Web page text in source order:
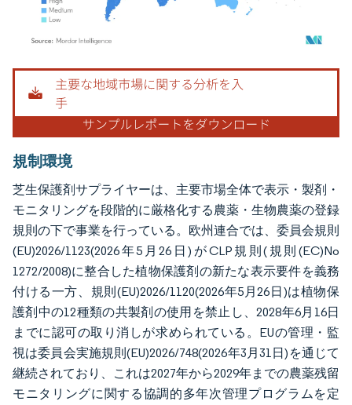
画像 © Mordor Intelligence。再利用にはCC BY 4.0の表示が必要です。
規制環境
芝生保護剤サプライヤーは、主要市場全体で表示・製剤・
モニタリングを段階的に厳格化する農薬・生物農薬の登録
規則の下で事業を行っている。欧州連合では、委員会規則
(EU)2026/1123(2026年5月26日)がCLP規則(規則(EC)No
1272/2008)に整合した植物保護剤の新たな表示要件を義務
付ける一方、規則(EU)2026/1120(2026年5月26日)は植物保
護剤中の12種類の共製剤の使用を禁止し、2028年6月16日
までに認可の取り消しが求められている。EUの管理・監
視は委員会実施規則(EU)2026/748(2026年3月31日)を通じて
継続されており、これは2027年から2029年までの農薬残留
モニタリングに関する協調的多年次管理プログラムを定